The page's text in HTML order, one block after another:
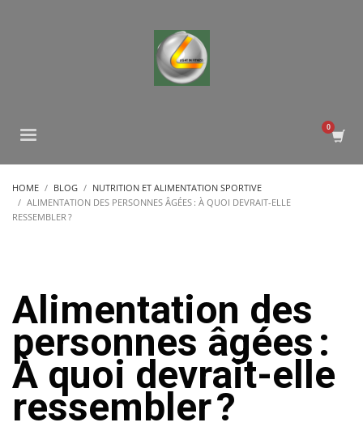
HOME BLOG
NUTRITION ET ALIMENTATION SPORTIVE
ALIMENTATION DES PERSONNES ÂGÉES : À QUOI DEVRAIT-ELLE
RESSEMBLER ?
Alimentation des
personnes âgées :
À quoi devrait-elle
ressembler ?